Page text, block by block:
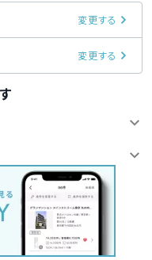
変更する
変更する